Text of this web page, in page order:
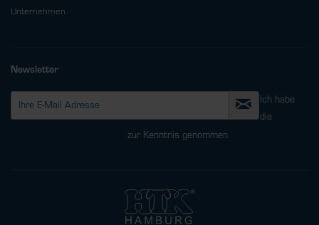
Unternehmen
Newsletter
Ich habe
die
zur Kenntnis genommen.